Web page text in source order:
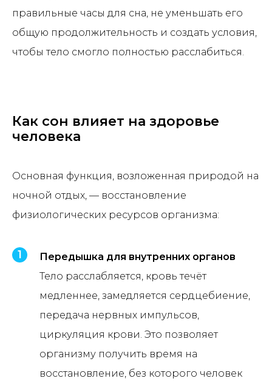
правильные часы для сна, не уменьшать его
общую продолжительность и создать условия,
чтобы тело смогло полностью расслабиться.
Как сон влияет на здоровье
человека
Основная функция, возложенная природой на
ночной отдых, — восстановление
физиологических ресурсов организма:
Передышка для внутренних органов
Тело расслабляется, кровь течёт
медленнее, замедляется сердцебиение,
передача нервных импульсов,
циркуляция крови. Это позволяет
организму получить время на
восстановление, без которого человек